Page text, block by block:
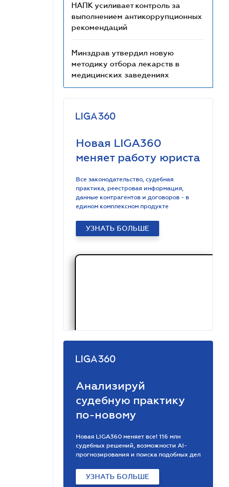
НАПК усиливает контроль за
выполнением антикоррупционных
рекомендаций
Минздрав утвердил новую
методику отбора лекарств в
медицинских заведениях
Новая LIGA360
меняет работу юриста
Все законодательство, судебная
практика, реестровая информация,
данные контрагентов и договоров - в
едином комплексном продукте
УЗНАТЬ БОЛЬШЕ
Анализируй
судебную практику
по-новому
Новая LIGA360 меняет все! 116 млн
судебных решений, возможности АІ-
прогнозирования и поиска подобных дел
УЗНАТЬ БОЛЬШЕ